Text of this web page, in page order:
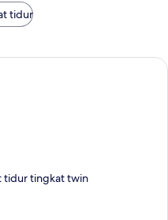
tidur
Room Maison Blanche |
tidur tingkat twin